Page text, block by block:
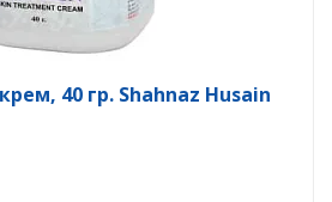
40 гр. Shahnaz Husain